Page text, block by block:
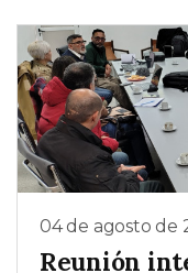
04 de agosto de
Reunión